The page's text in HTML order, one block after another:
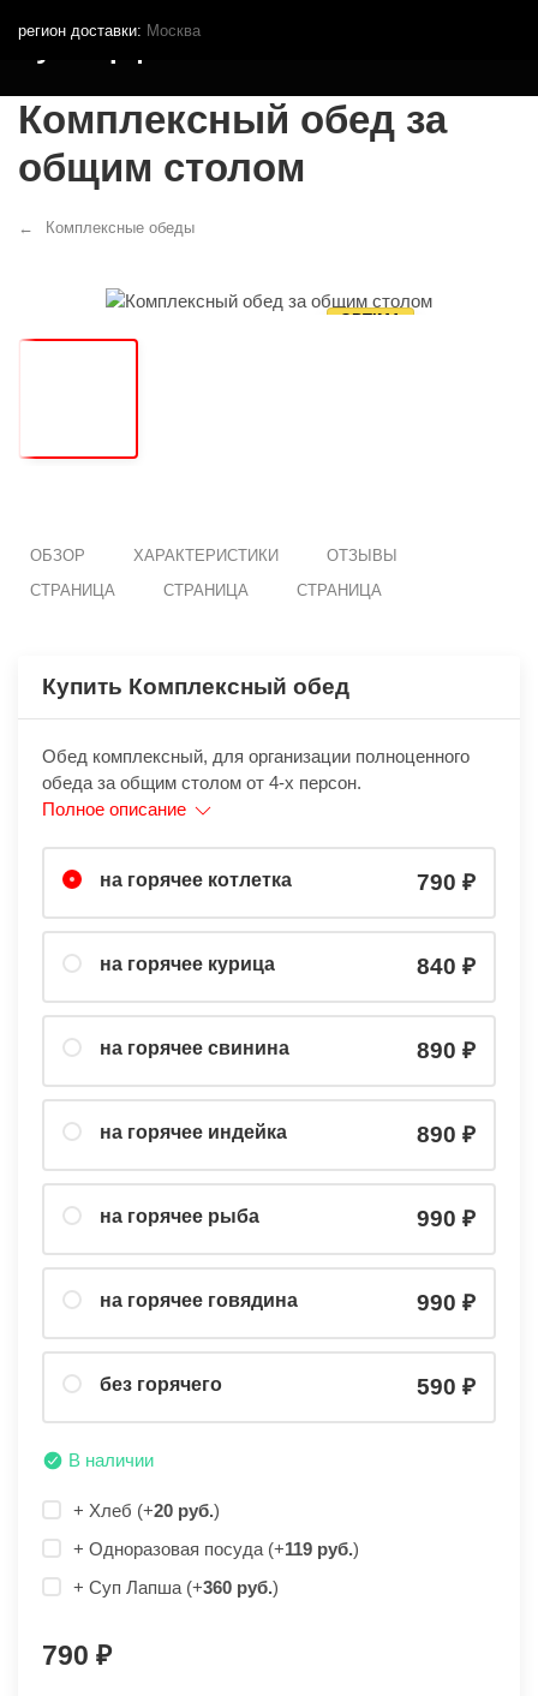
регион доставки: Москва
Кутья.рф
Комплексный обед за
общим столом
Комплексные обеды
OPTIMA
ОБЗОР ХАРАКТЕРИСТИКИ
ОТЗЫВЫ
СТРАНИЦА
СТРАНИЦА СТРАНИЦА
Купить Комплексный обед
Обед комплексный, для организации полноценного
обеда за общим столом от 4-х персон.
Полное описание
на горячее котлетка 790
на горячее курица 840
на горячее свинина 890
на горячее индейка 890
на горячее рыба 990
на горячее говядина 990
без горячего 590
В наличии
+ Хлеб (+20 руб.)
+ Одноразовая посуда (+119 руб.)
+ Суп Лапша (+360 руб.)
790